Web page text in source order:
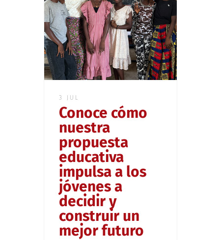
3 JUL
Conoce cómo
nuestra
propuesta
educativa
impulsa a los
jóvenes a
decidir y
construir un
mejor futuro